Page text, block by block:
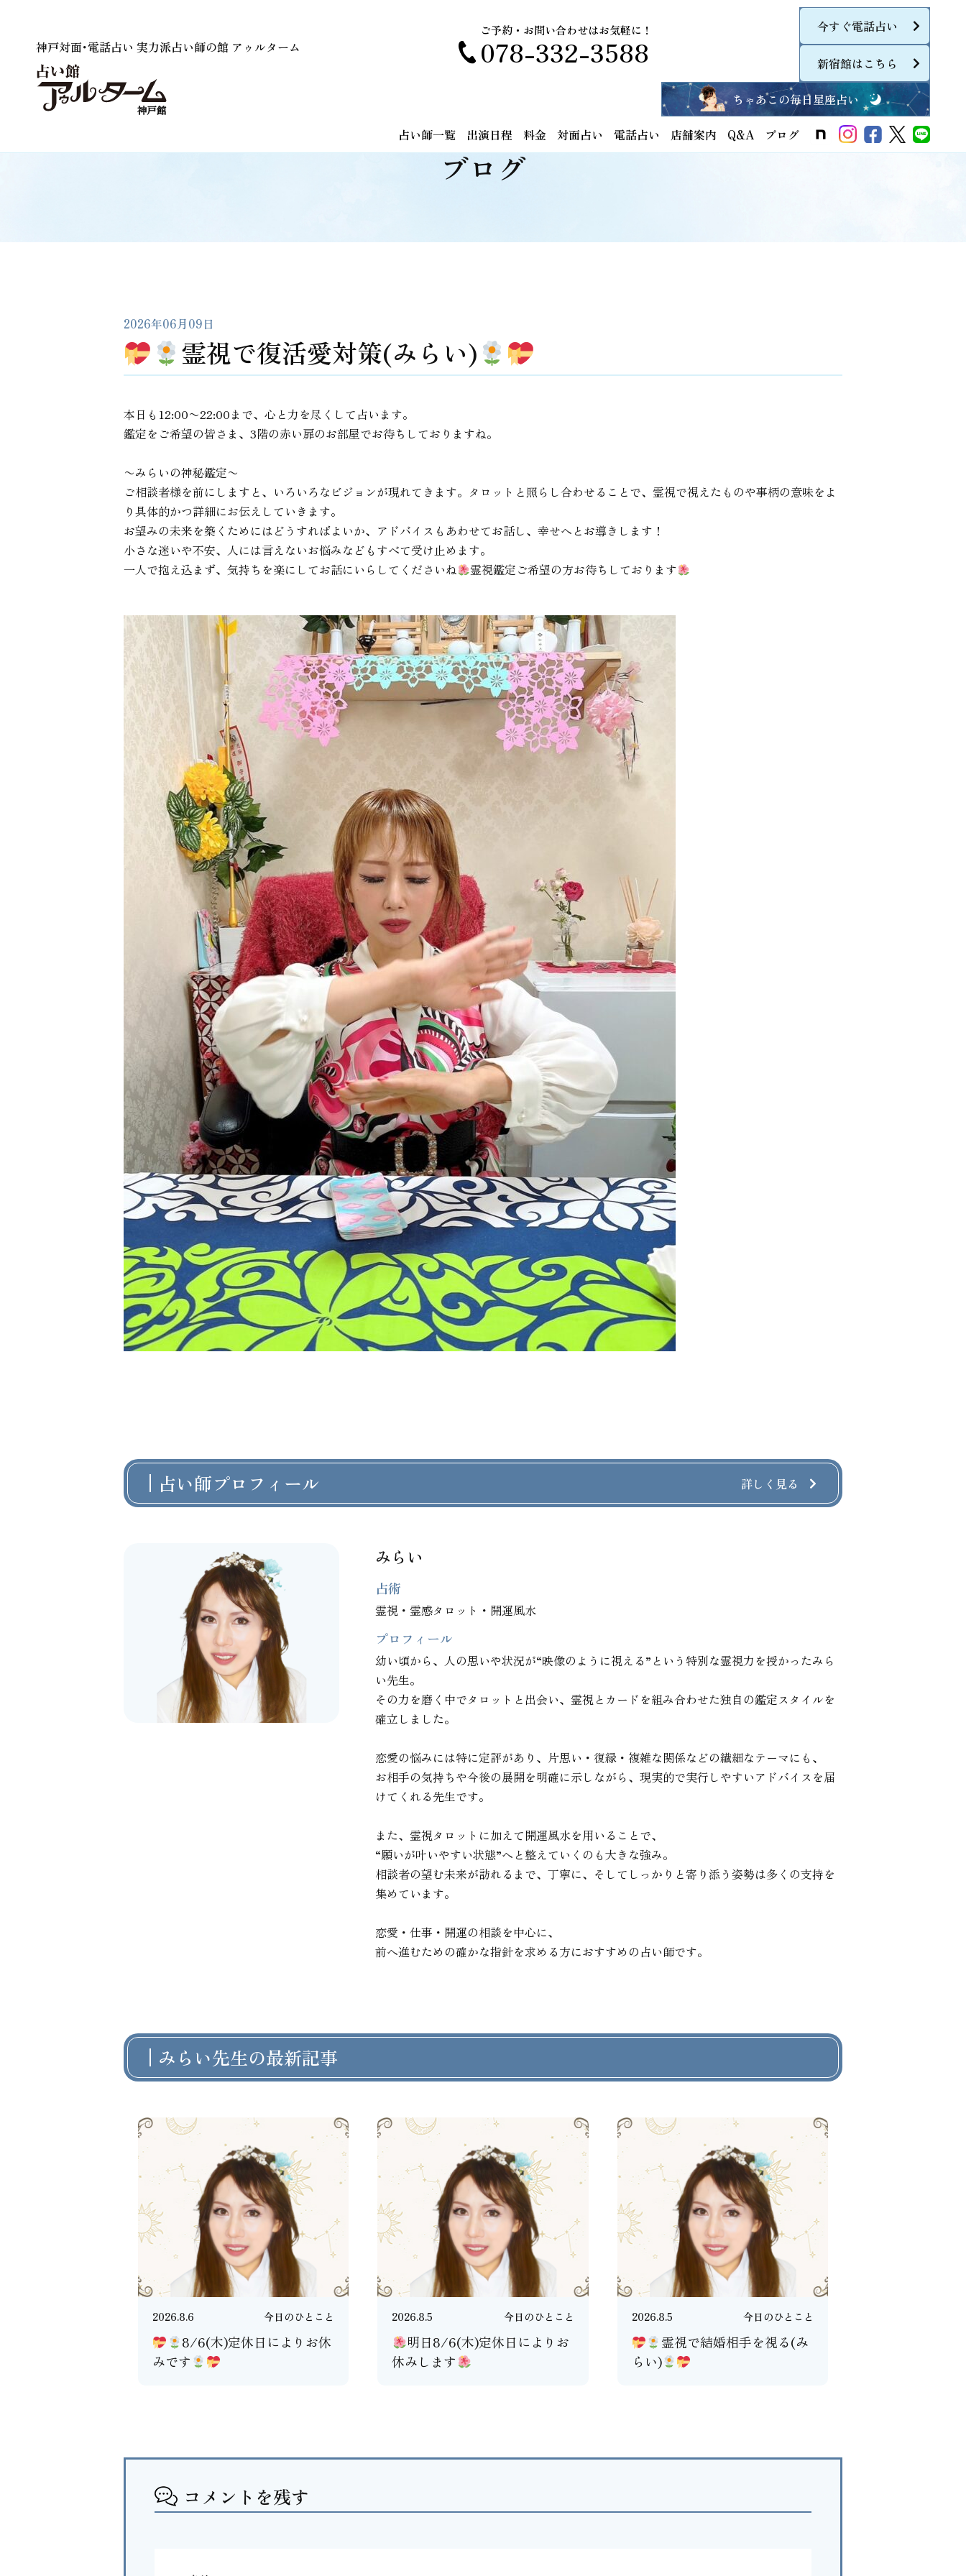
神戸対面･電話占い 実力派占い師の館 アゥルターム
ご予約・お問い合わせはお気軽に！
078-332-3588
今すぐ電話占い
新宿館はこちら
ちゃあこの毎日星座占い
占い師一覧 出演日程 料金 対面占い 電話占い 店舗案内 Q&A ブログ
ブログ
2026年06月09日
霊視で復活愛対策(みらい)
本日も12:00〜22:00まで、心と力を尽くして占います。
鑑定をご希望の皆さま、3階の赤い扉のお部屋でお待ちしておりますね。
〜みらいの神秘鑑定〜
ご相談者様を前にしますと、いろいろなビジョンが現れてきます。タロットと照らし合わせることで、霊視で視えたものや事柄の意味をよ
り具体的かつ詳細にお伝えしていきます。
お望みの未来を築くためにはどうすればよいか、アドバイスもあわせてお話し、幸せへとお導きします！
小さな迷いや不安、人には言えないお悩みなどもすべて受け止めます。
一人で抱え込まず、気持ちを楽にしてお話にいらしてくださいね
霊視鑑定ご希望の方お待ちしております
占い師プロフィール 詳しく見る
みらい
占術
霊視・霊感タロット・開運風水
プロフィール
幼い頃から、人の思いや状況が“映像のように視える”という特別な霊視力を授かったみら
い先生。
その力を磨く中でタロットと出会い、霊視とカードを組み合わせた独自の鑑定スタイルを
確立しました。
恋愛の悩みには特に定評があり、片思い・復縁・複雑な関係などの繊細なテーマにも、
お相手の気持ちや今後の展開を明確に示しながら、現実的で実行しやすいアドバイスを届
けてくれる先生です。
また、霊視タロットに加えて開運風水を用いることで、
“願いが叶いやすい状態”へと整えていくのも大きな強み。
相談者の望む未来が訪れるまで、丁寧に、そしてしっかりと寄り添う姿勢は多くの支持を
集めています。
恋愛・仕事・開運の相談を中心に、
前へ進むための確かな指針を求める方におすすめの占い師です。
みらい先生の最新記事
2026.8.6 今日のひとこと
8/6(木)定休日によりお休
みです
2026.8.5 今日のひとこと
明日8/6(木)定休日によりお
休みします
2026.8.5 今日のひとこと
霊視で結婚相手を視る(み
らい)
コメントを残す